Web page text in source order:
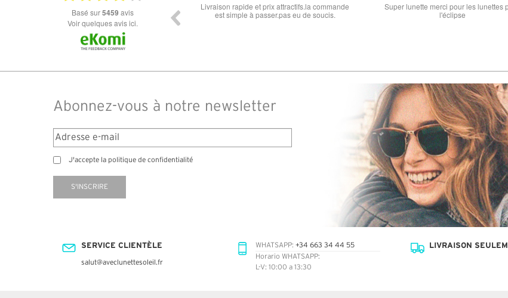
basé sur5459 avis
Voir quelques avis ici.
Prix attractif, frais de port faible, un grand choix
dans les types de lunettes. Attention: les stocks
des différents produits ne sont pas à jour. J'ai
commandé des lunettes Nike disponible sous 7 à
14 jours. J'ai reçu sous 3 jours. Attention aux avis
tout est parfait , que ce soit le produit commandé
Abonnez-vous à notre newsletter
J'accepte la politique de confidentialité
S'INSCRIRE
SERVICE CLIENTÈLE
salut@aveclunettesoleil.fr
WHATSAPP: +34 663 34 44 55
Horario WHATSAPP:
L-V: 10:00 a 13:30
LIVRAISON